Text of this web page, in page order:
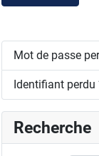
Mot de passe
Identifiant perdu
Recherche